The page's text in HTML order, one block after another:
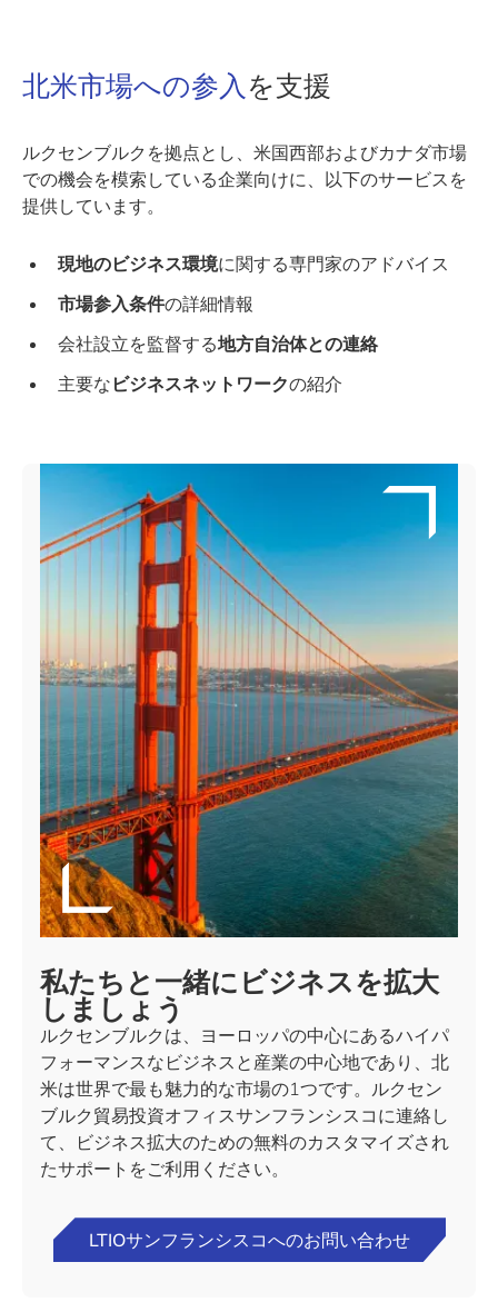
北米市場への参入 を支援
ルクセンブルクを拠点とし、米国西部およびカナダ市場
での機会を模索している企業向けに、以下のサービスを
提供しています。
現地のビジネス環境に関する専門家のアドバイス
市場参入条件の詳細情報
会社設立を監督する地方自治体との連絡
主要な ビジネスネットワークの紹介
私たちと一緒にビジネスを拡大
しましょう
ルクセンブルクは、ヨーロッパの中心にあるハイパ
フォーマンスなビジネスと産業の中心地であり、北
米は世界で最も魅力的な市場の1つです。ルクセン
ブルク貿易投資オフィスサンフランシスコに連絡し
て、ビジネス拡大のための無料のカスタマイズされ
たサポートをご利用ください。
LTIOサンフランシスコへのお問い合わせ